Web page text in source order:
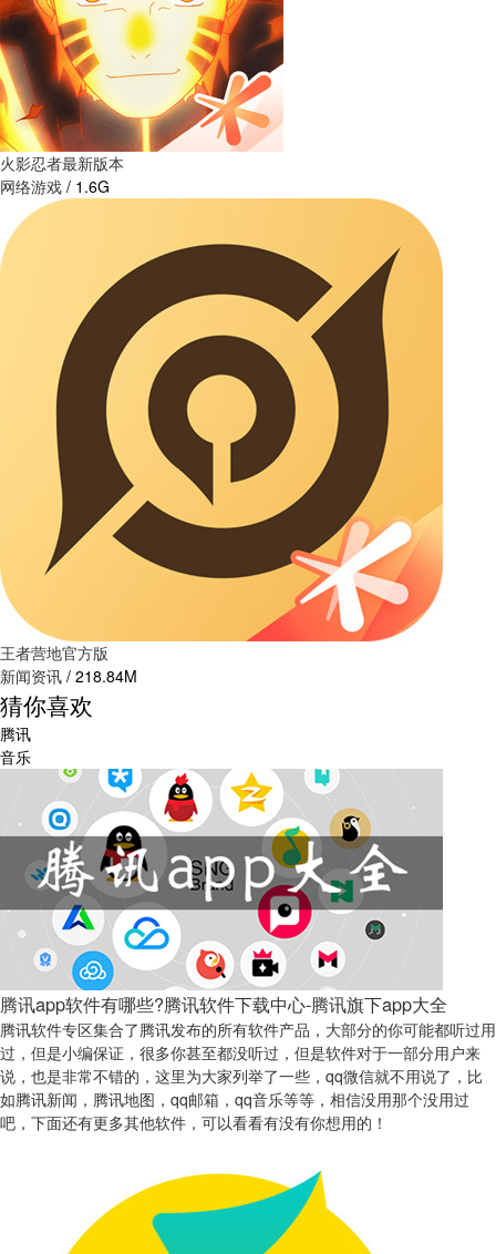
火影忍者最新版本
网络游戏 / 1.6G
王者营地官方版
新闻资讯 / 218.84M
猜你喜欢
腾讯
音乐
腾讯app软件有哪些?腾讯软件下载中心-腾讯旗下app大全
腾讯软件专区集合了腾讯发布的所有软件产品，大部分的你可能都听过用
过，但是小编保证，很多你甚至都没听过，但是软件对于一部分用户来
说，也是非常不错的，这里为大家列举了一些，qq微信就不用说了，比
如腾讯新闻，腾讯地图，qq邮箱，qq音乐等等，相信没用那个没用过
吧，下面还有更多其他软件，可以看看有没有你想用的！